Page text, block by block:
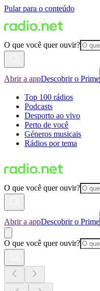
Pular para o conteúdo
O que você quer ouvir?
Abrir a appDescobrir o Prime
Top 100 rádios
Podcasts
Desporto ao vivo
Perto de você
Géneros musicais
Rádios por tema
O que você quer ouvir?
Abrir a appDescobrir o Prime
O que você quer ouvir?